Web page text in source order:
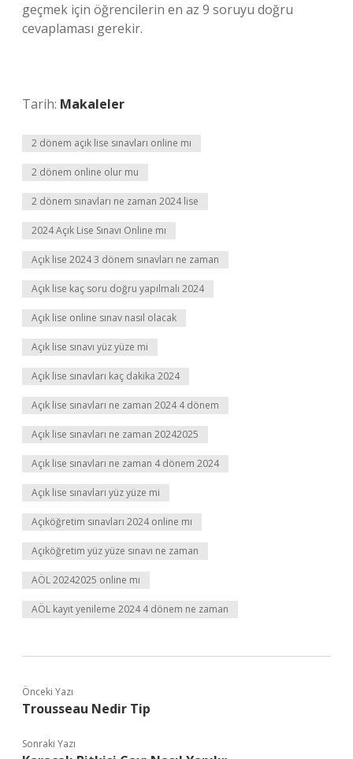
geçmek için öğrencilerin en az 9 soruyu doğru
cevaplaması gerekir.
Tarih: Makaleler
2 dönem açık lise sınavları online mı
2 dönem online olur mu
2 dönem sınavları ne zaman 2024 lise
2024 Açık Lise Sınavı Online mı
Açık lise 2024 3 dönem sınavları ne zaman
Açık lise kaç soru doğru yapılmalı 2024
Açık lise online sınav nasıl olacak
Açık lise sınavı yüz yüze mi
Açık lise sınavları kaç dakika 2024
Açık lise sınavları ne zaman 2024 4 dönem
Açık lise sınavları ne zaman 20242025
Açık lise sınavları ne zaman 4 dönem 2024
Açık lise sınavları yüz yüze mi
Açıköğretim sınavları 2024 online mı
Açıköğretim yüz yüze sınavı ne zaman
AÖL 20242025 online mı
AÖL kayıt yenileme 2024 4 dönem ne zaman
Önceki Yazı
Trousseau Nedir Tip
Sonraki Yazı